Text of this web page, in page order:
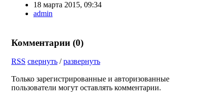
18 марта 2015, 09:34
admin
Комментарии (0)
RSS свернуть /развернуть
Только зарегистрированные и авторизованные
пользователи могут оставлять комментарии.